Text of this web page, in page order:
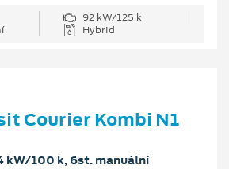
92 kW/125 k
Hybrid
Courier Kombi N1
kW/100 k, 6st. manuální